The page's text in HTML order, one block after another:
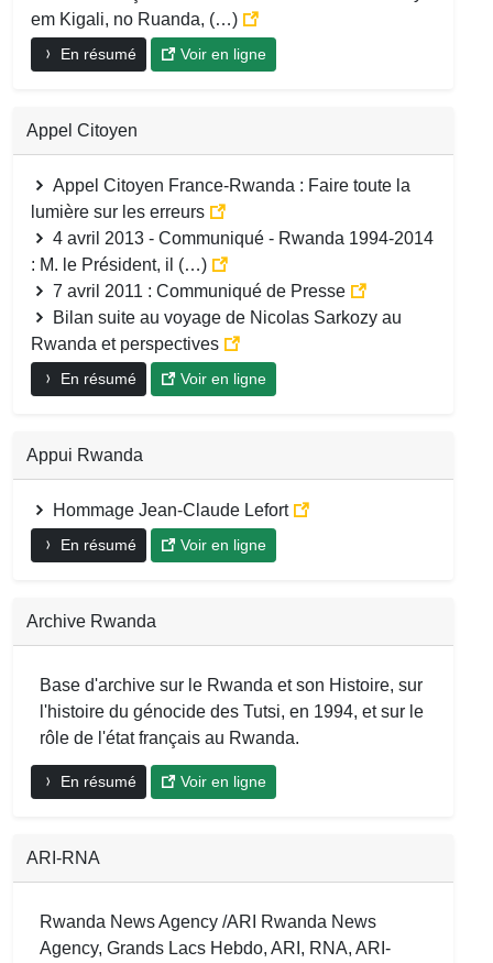
em Kigali, no Ruanda, (…)
En résumé Voir en ligne
Appel Citoyen
Appel Citoyen France-Rwanda : Faire toute la
lumière sur les erreurs
4 avril 2013 - Communiqué - Rwanda 1994-2014
: M. le Président, il (…)
7 avril 2011 : Communiqué de Presse
Bilan suite au voyage de Nicolas Sarkozy au
Rwanda et perspectives
En résumé Voir en ligne
Appui Rwanda
Hommage Jean-Claude Lefort
En résumé Voir en ligne
Archive Rwanda
Base d'archive sur le Rwanda et son Histoire, sur
l'histoire du génocide des Tutsi, en 1994, et sur le
rôle de l'état français au Rwanda.
En résumé Voir en ligne
ARI-RNA
Rwanda News Agency /ARI Rwanda News
Agency, Grands Lacs Hebdo, ARI, RNA, ARI-